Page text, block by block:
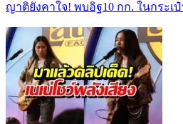
ญาติยังคาใจ! พบอิฐ10 กก. ในกระเ